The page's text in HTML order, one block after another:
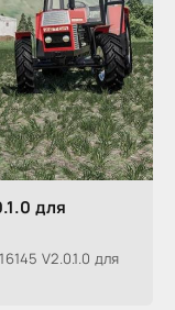
для
V2.0.1.0 для